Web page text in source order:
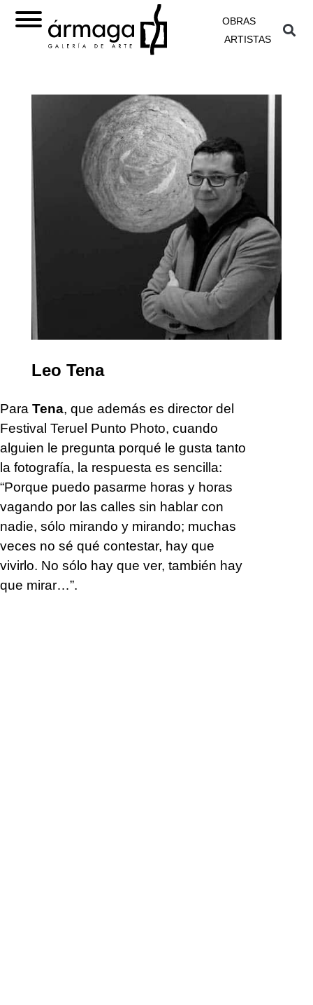
OBRAS
ARTISTAS
Leo Tena
Para Tena, que además es director del
Festival Teruel Punto Photo, cuando
alguien le pregunta porqué le gusta tanto
la fotografía, la respuesta es sencilla:
“Porque puedo pasarme horas y horas
vagando por las calles sin hablar con
nadie, sólo mirando y mirando; muchas
veces no sé qué contestar, hay que
vivirlo. No sólo hay que ver, también hay
que mirar…”.